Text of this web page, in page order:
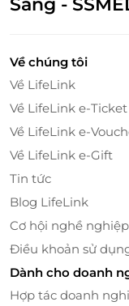
tín
LifeLink là nền
tặng uy tín, nổi
nhiều thương
hàng có thể dễ
Về chúng tôi
Về LifeLink
Về LifeLink e-Ticket
Về LifeLink e-
Về LifeLink e-Gift
Tin tức
Blog LifeLink
Cơ hội nghề nghiệp
Điều khoản sử
Dành cho doanh
Hợp tác doanh